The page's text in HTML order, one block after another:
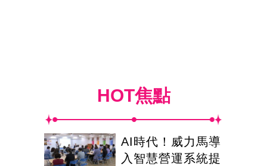
HOT焦點
AI時代！威力馬導
入智慧營運系統提